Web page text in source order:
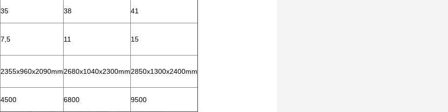
35 38 41
7,5 11 15
2355x960x2090mm2680x1040x2300mm2850x1300x2400mm
4500 6800 9500